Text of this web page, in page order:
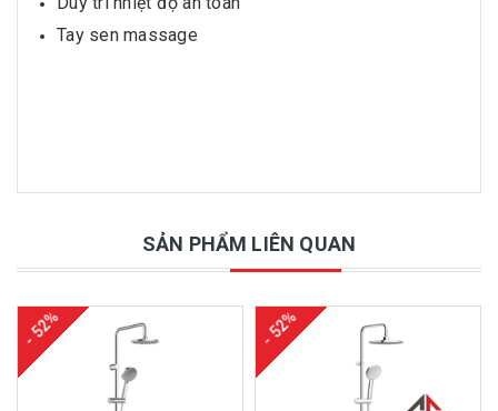
Tay sen massage
SẢN PHẨM LIÊN QUAN
- 52% - 52%